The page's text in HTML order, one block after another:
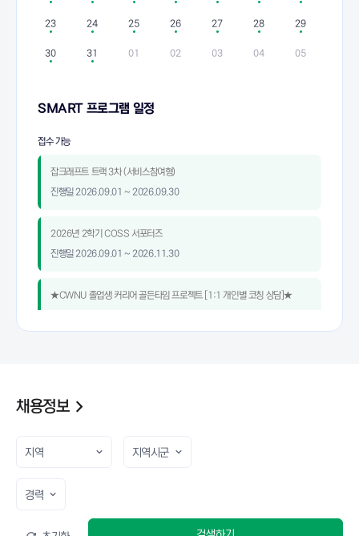
23 24 25 26 27 28 29
30 31 01 02 03 04 05
SMART 프로그램 일정
접수 가능
잡크래프트 트랙 3차 (서비스참여형)
진행일 2026.09.01 ~ 2026.09.30
2026년 2학기 COSS 서포터즈
진행일 2026.09.01 ~ 2026.11.30
★CWNU 졸업생 커리어 골든타임 프로젝트 [1:1 개인별 코칭 상담]★
채용정보